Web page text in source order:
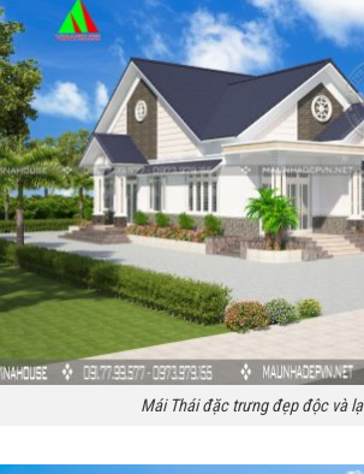
Mái Thái đặc trưng đẹp độc và lạ